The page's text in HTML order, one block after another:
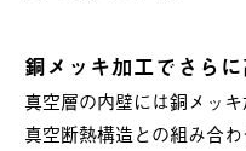
銅メッキ加工でさら
真空層の内壁には銅メッ
真空断熱構造との組み合